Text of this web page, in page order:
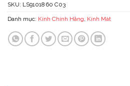
SKU: LS91018 60 C03
Danh mục: Kính Chính Hãng Kính Mát